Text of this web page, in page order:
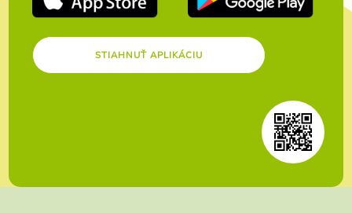
STIAHNUŤ APLIKÁCIU